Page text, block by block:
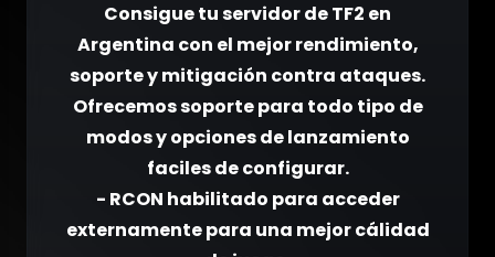
Consigue tu servidor de TF2 en
Argentina con el mejor rendimiento,
soporte y mitigación contra ataques.
Ofrecemos soporte para todo tipo de
modos y opciones de lanzamiento
faciles de configurar.
- RCON habilitado para acceder
externamente para una mejor cálidad